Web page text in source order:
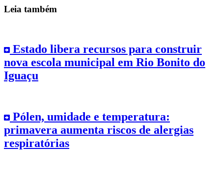
Leia também
Estado libera recursos para construir
nova escola municipal em Rio Bonito do
Iguaçu
Pólen, umidade e temperatura:
primavera aumenta riscos de alergias
respiratórias